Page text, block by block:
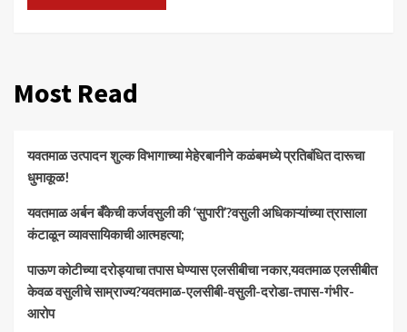
Most Read
यवतमाळ उत्पादन शुल्क विभागाच्या मेहेरबानीने कळंबमध्ये प्रतिबंधित दारूचा
धुमाकूळ!
​यवतमाळ अर्बन बँकेची कर्जवसुली की ‘सुपारी’?वसुली अधिकाऱ्यांच्या त्रासाला
कंटाळून व्यावसायिकाची आत्महत्या;
पाऊण कोटीच्या दरोड्याचा तपास घेण्यास एलसीबीचा नकार,यवतमाळ एलसीबीत
केवळ वसुलीचे साम्राज्य?यवतमाळ-एलसीबी-वसुली-दरोडा-तपास-गंभीर-
आरोप